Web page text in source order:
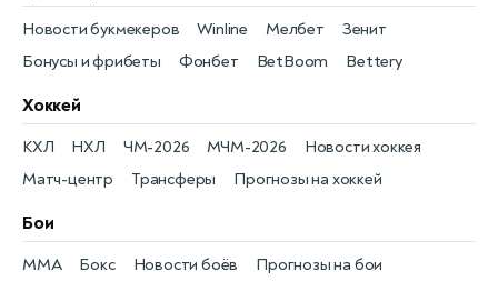
Бонусы и фрибеты
Новости букмекеров
Фонбет
Winline
BetBoom
Мелбет
Bettery
Зенит
Хоккей
Новости хоккея
КХЛ
Матч-центр
НХЛ
Трансферы
ЧМ-2026
Прогнозы на хоккей
МЧМ-2026
Бои
Новости боёв
MMA Прогнозы на бои
Бокс